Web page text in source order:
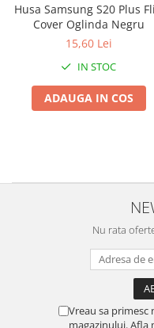
Tigai
Ustensile de bucatarie
Stații încărcare vehicule
Anvelope auto
Chingi
Perii de zapada si raclete
Pompe de transfer
Decoratiuni, ornamente
Accesorii si componente
Husa Samsung S20 Plus
Cover Oglinda Negru
15,60 Lei
IN STOC
ADAUGA IN COS
Nu rata
Vreau sa
magazinului. Afla